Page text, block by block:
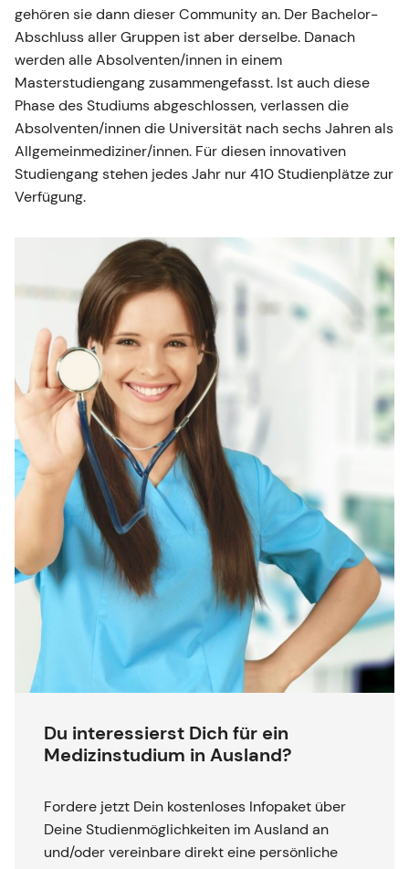
gehören sie dann dieser Community an. Der Bachelor-
Abschluss aller Gruppen ist aber derselbe. Danach
werden alle Absolventen/innen in einem
Masterstudiengang zusammengefasst. Ist auch diese
Phase des Studiums abgeschlossen, verlassen die
Absolventen/innen die Universität nach sechs Jahren als
Allgemeinmediziner/innen. Für diesen innovativen
Studiengang stehen jedes Jahr nur 410 Studienplätze zur
Verfügung.
Du interessierst Dich für ein
Medizinstudium in Ausland?
Fordere jetzt Dein kostenloses Infopaket über
Deine Studienmöglichkeiten im Ausland an
und/oder vereinbare direkt eine persönliche